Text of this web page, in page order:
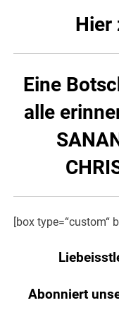
Hier
Eine
alle
[box type=“custom“
Abonniert